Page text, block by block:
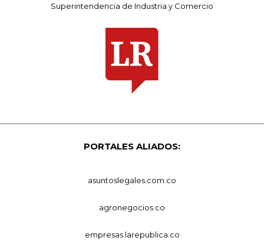
Superintendencia de Industria y Comercio
PORTALES ALIADOS:
asuntoslegales.com.co
agronegocios.co
empresas.larepublica.co